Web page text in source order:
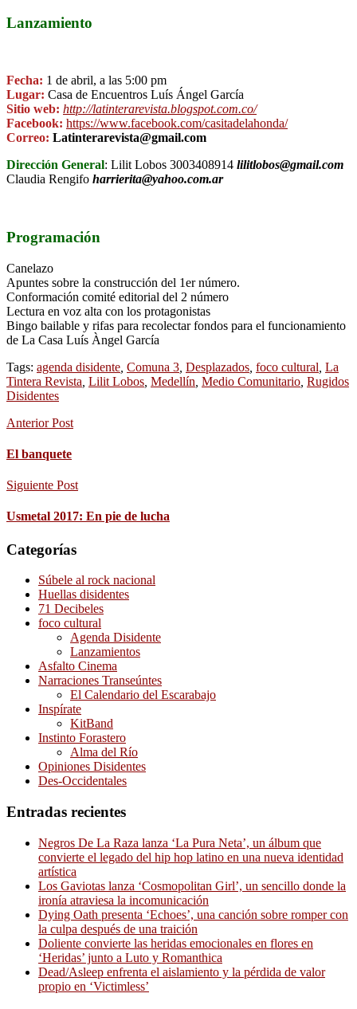
Lanzamiento
Fecha: 1 de abril, a las 5:00 pm
Lugar: Casa de Encuentros Luís Ángel García
Sitio web: http://latinterarevista.blogspot.com.co/
Facebook: https://www.facebook.com/casitadelahonda/
Correo: Latinterarevista@gmail.com
Dirección General: Lilit Lobos 3003408914 lilitlobos@gmail.com
Claudia Rengifo harrierita@yahoo.com.ar
Programación
Canelazo
Apuntes sobre la construcción del 1er número.
Conformación comité editorial del 2 número
Lectura en voz alta con los protagonistas
Bingo bailable y rifas para recolectar fondos para el funcionamiento
de La Casa Luís Àngel García
Tags: agenda disidente Comuna 3 Desplazados foco cultural La
Tintera Revista Lilit Lobos Medellín Medio Comunitario Rugidos
Disidentes
Anterior Post
El banquete
Siguiente Post
Usmetal 2017: En pie de lucha
Categorías
Súbele al rock nacional
Huellas disidentes
71 Decibeles
foco cultural
Agenda Disidente
Lanzamientos
Asfalto Cinema
Narraciones Transeúntes
El Calendario del Escarabajo
Inspírate
KitBand
Instinto Forastero
Alma del Río
Opiniones Disidentes
Des-Occidentales
Entradas recientes
Negros De La Raza lanza ‘La Pura Neta’, un álbum que
convierte el legado del hip hop latino en una nueva identidad
artística
Los Gaviotas lanza ‘Cosmopolitan Girl’, un sencillo donde la
ironía atraviesa la incomunicación
Dying Oath presenta ‘Echoes’, una canción sobre romper con
la culpa después de una traición
Doliente convierte las heridas emocionales en flores en
‘Heridas’ junto a Luto y Romanthica
Dead/Asleep enfrenta el aislamiento y la pérdida de valor
propio en ‘Victimless’